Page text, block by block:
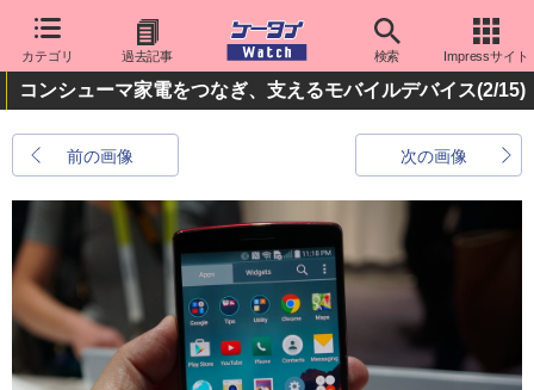
カテゴリ 過去記事 検索 Impressサイト
コンシューマ家電をつなぎ、支えるモバイルデバイス(2/15)
前の画像 次の画像